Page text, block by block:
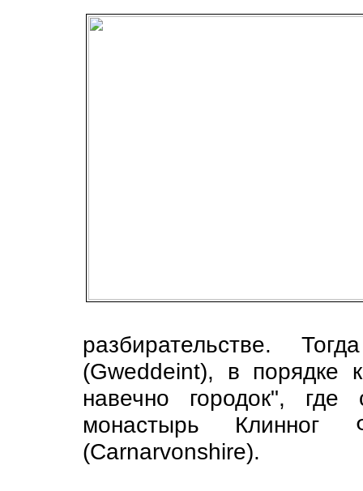
разбирательстве.
(Gweddeint), в порядке
навечно городок",
монастырь
(Carnarvonshire).